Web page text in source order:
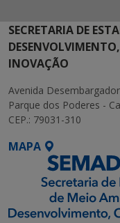
SECRETARIA DE
INOVAÇÃO
Avenida
Parque dos Poderes -
CEP.: 79031-310
MAPA